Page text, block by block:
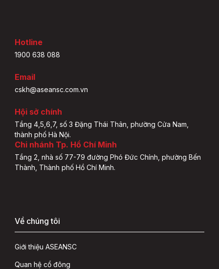
Hotline
1900 638 088
Email
cskh@aseansc.com.vn
Hội sở chính
Tầng 4,5,6,7, số 3 Đặng Thái Thân, phường Cửa Nam,
thành phố Hà Nội.
Chi nhánh Tp. Hồ Chí Minh
Tầng 2, nhà số 77-79 đường Phó Đức Chính, phường Bến
Thành, Thành phố Hồ Chí Minh.
Về chúng tôi
Giới thiệu ASEANSC
Quan hệ cổ đông